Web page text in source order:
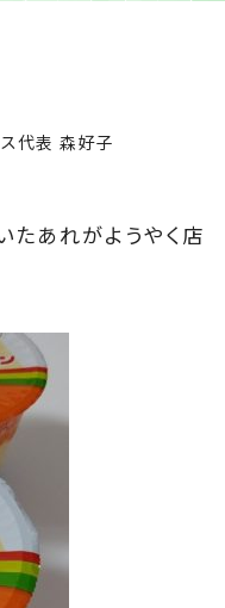
代表 森好子
たあれがようやく店